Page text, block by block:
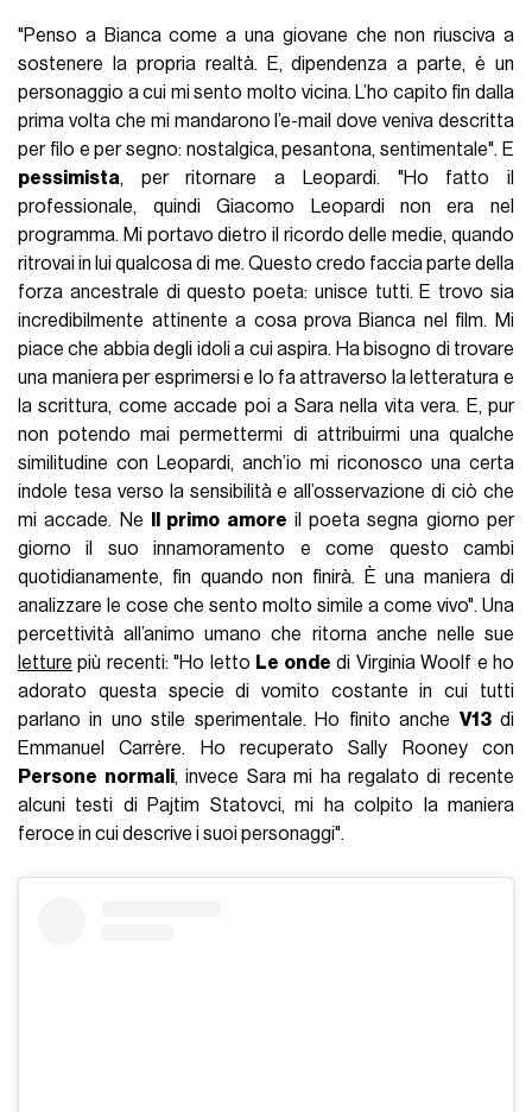
"Penso a Bianca come a una giovane che non riusciva a
sostenere la propria realtà. E, dipendenza a parte, è un
personaggio a cui mi sento molto vicina. L’ho capito fin dalla
prima volta che mi mandarono l’e-mail dove veniva descritta
per filo e per segno: nostalgica, pesantona, sentimentale". E
pessimista, per ritornare a Leopardi. "Ho fatto il
professionale, quindi Giacomo Leopardi non era nel
programma. Mi portavo dietro il ricordo delle medie, quando
ritrovai in lui qualcosa di me. Questo credo faccia parte della
forza ancestrale di questo poeta: unisce tutti. E trovo sia
incredibilmente attinente a cosa prova Bianca nel film. Mi
piace che abbia degli idoli a cui aspira. Ha bisogno di trovare
una maniera per esprimersi e lo fa attraverso la letteratura e
la scrittura, come accade poi a Sara nella vita vera. E, pur
non potendo mai permettermi di attribuirmi una qualche
similitudine con Leopardi, anch’io mi riconosco una certa
indole tesa verso la sensibilità e all’osservazione di ciò che
mi accade. Ne
Il primo amore il poeta segna giorno per
giorno il suo innamoramento e come questo cambi
quotidianamente, fin quando non finirà. È una maniera di
analizzare le cose che sento molto simile a come vivo". Una
percettività all’animo umano che ritorna anche nelle sue
letture più recenti: "Ho letto Le onde di Virginia Woolf e ho
adorato questa specie di vomito costante in cui tutti
parlano in uno stile sperimentale. Ho finito anche V13di
Emmanuel Carrère. Ho recuperato Sally Rooney con
Persone normali, invece Sara mi ha regalato di recente
alcuni testi di Pajtim Statovci, mi ha colpito la maniera
feroce in cui descrive i suoi personaggi".